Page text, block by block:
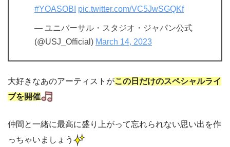
#YOASOBI pic.twitter.com/VC5JwSGQKf
— ユニバーサル・スタジオ・ジャパン公式
(@USJ_Official) March 14, 2023
大好きなあのアーティストがこの日だけのスペシャルライ
ブを開催
仲間と一緒に最高に盛り上がって忘れられない思い出を作
っちゃいましょう